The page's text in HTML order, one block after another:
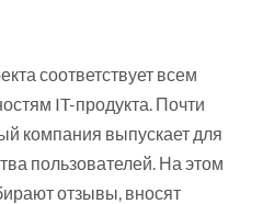
соответствует всем
IT-продукта. Почти
компания выпускает для
пользователей. На этом
отзывы, вносят